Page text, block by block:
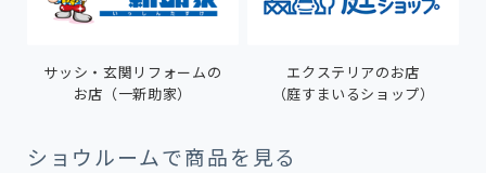
サッシ・玄関リフォームの
お店（一新助家）
エクステリアのお店
（庭すまいるショップ）
ショウルームで商品を見る